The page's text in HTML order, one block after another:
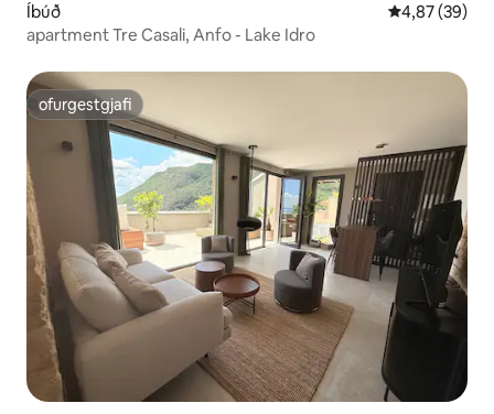
Íbúð 4,87 af 5 í
4,87 (39)
apartment Tre Casali, Anfo - Lake Idro
ofurgestgjafi
ofurgestgjafi